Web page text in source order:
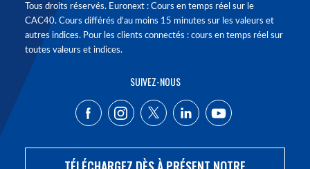
Tous droits réservés. Euronext : Cours en temps réel sur le
CAC40. Cours différés d'au moins 15 minutes sur les valeurs et
autres indices. Pour les clients connectés : cours en temps réel sur
toutes valeurs et indices.
SUIVEZ-NOUS